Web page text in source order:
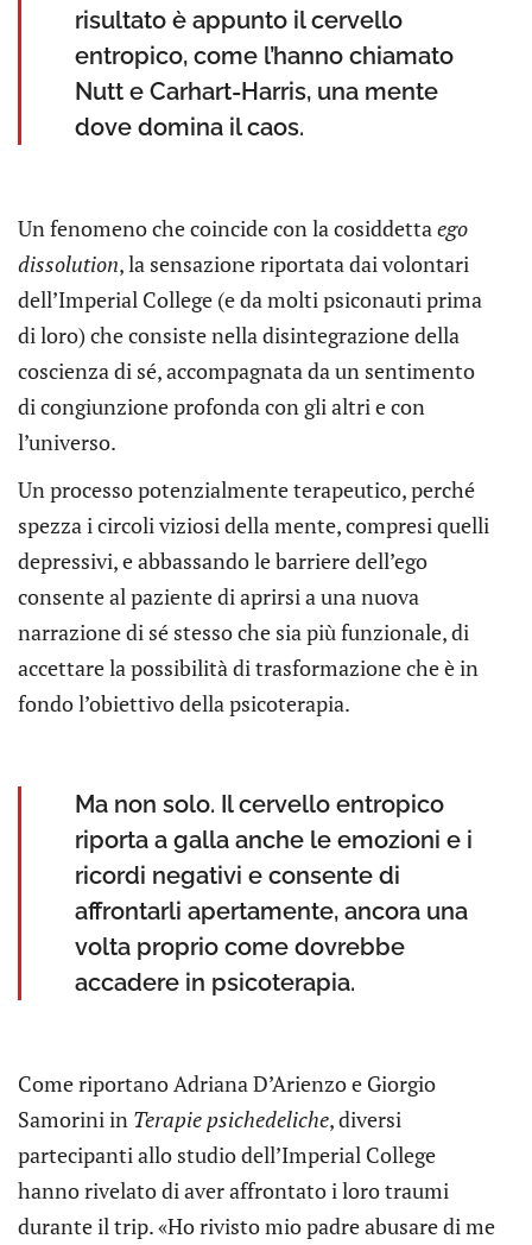
risultato è appunto il cervello
entropico, come l’hanno chiamato
Nutt e Carhart-Harris, una mente
dove domina il caos.
Un fenomeno che coincide con la cosiddetta ego
dissolution, la sensazione riportata dai volontari
dell’Imperial College (e da molti psiconauti prima
di loro) che consiste nella disintegrazione della
coscienza di sé, accompagnata da un sentimento
di congiunzione profonda con gli altri e con
l’universo.
Un processo potenzialmente terapeutico, perché
spezza i circoli viziosi della mente, compresi quelli
depressivi, e abbassando le barriere dell’ego
consente al paziente di aprirsi a una nuova
narrazione di sé stesso che sia più funzionale, di
accettare la possibilità di trasformazione che è in
fondo l’obiettivo della psicoterapia.
Ma non solo. Il cervello entropico
riporta a galla anche le emozioni e i
ricordi negativi e consente di
affrontarli apertamente, ancora una
volta proprio come dovrebbe
accadere in psicoterapia.
Come riportano Adriana D’Arienzo e Giorgio
Samorini in Terapie psichedeliche, diversi
partecipanti allo studio dell’Imperial College
hanno rivelato di aver affrontato i loro traumi
durante il trip. «Ho rivisto mio padre abusare di me